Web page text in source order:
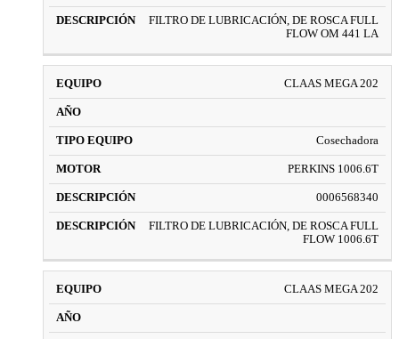
FILTRO DE LUBRICACIÓN, DE ROSCA FULL
FLOW OM 441 LA
CLAAS MEGA 202
Cosechadora
PERKINS 1006.6T
0006568340
FILTRO DE LUBRICACIÓN, DE ROSCA FULL
FLOW 1006.6T
CLAAS MEGA 202